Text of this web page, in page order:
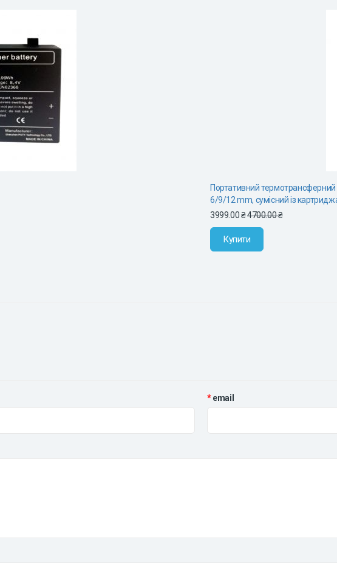
Портативний термотрансферний
6/9/12 mm, сумісний із
3999.00 ₴4700.00 ₴
Купити
email